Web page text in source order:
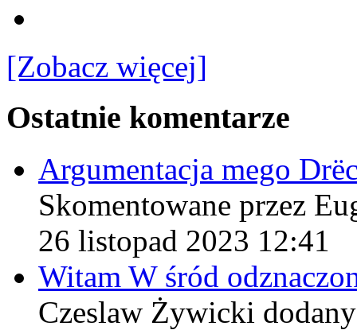
[Zobacz więcej]
Ostatnie komentarze
Argumentacja mego
Skomentowane przez
26 listopad 2023 12:41
Witam W śród
Czeslaw Żywicki